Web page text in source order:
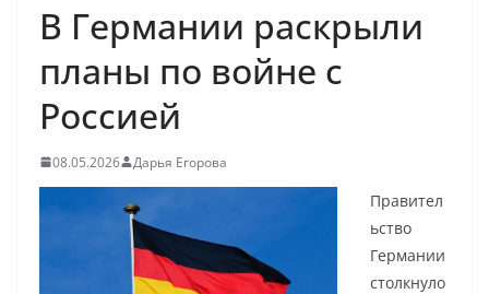
В Германии раскрыли
планы по войне с
Россией
08.05.2026 Дарья Егорова
Правител
ьство
Германии
столкнуло